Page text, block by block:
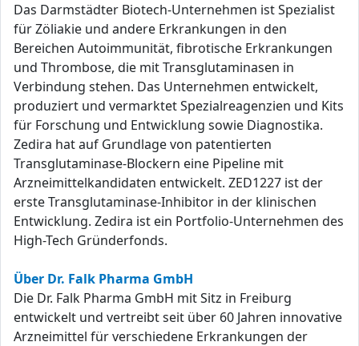
Das Darmstädter Biotech-Unternehmen ist Spezialist
für Zöliakie und andere Erkrankungen in den
Bereichen Autoimmunität, fibrotische Erkrankungen
und Thrombose, die mit Transglutaminasen in
Verbindung stehen. Das Unternehmen entwickelt,
produziert und vermarktet Spezialreagenzien und Kits
für Forschung und Entwicklung sowie Diagnostika.
Zedira hat auf Grundlage von patentierten
Transglutaminase-Blockern eine Pipeline mit
Arzneimittelkandidaten entwickelt. ZED1227 ist der
erste Transglutaminase-Inhibitor in der klinischen
Entwicklung. Zedira ist ein Portfolio-Unternehmen des
High-Tech Gründerfonds.
Über Dr. Falk Pharma GmbH
Die Dr. Falk Pharma GmbH mit Sitz in Freiburg
entwickelt und vertreibt seit über 60 Jahren innovative
Arzneimittel für verschiedene Erkrankungen der